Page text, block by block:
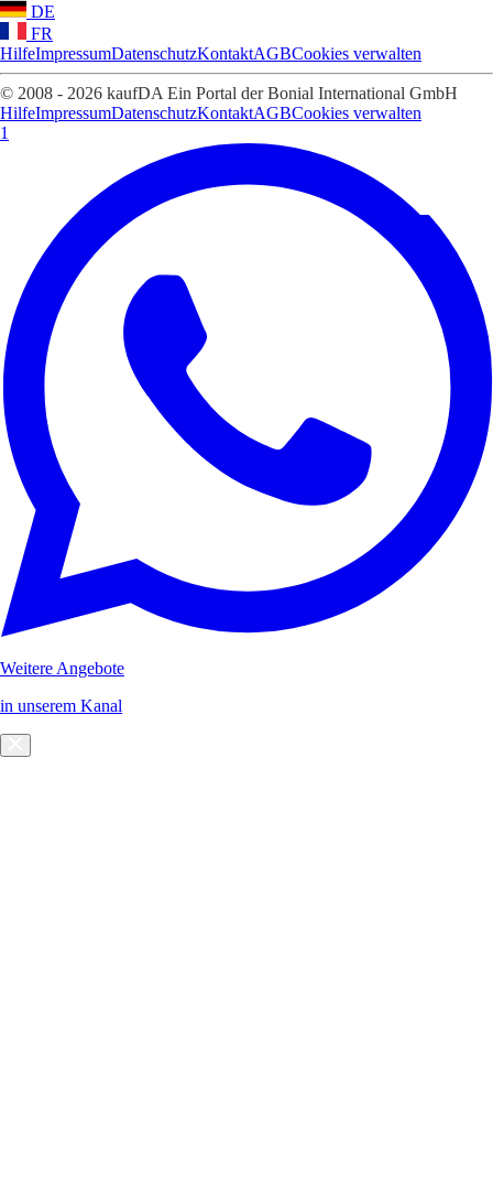
DE
FR
HilfeImpressumDatenschutzKontaktAGBCookies verwalten
© 2008 - 2026 kaufDA Ein Portal der Bonial International GmbH
HilfeImpressumDatenschutzKontaktAGBCookies verwalten
1
Weitere Angebote
in unserem Kanal